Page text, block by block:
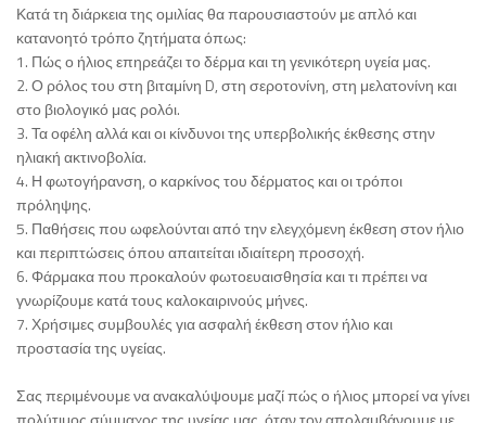
Κατά τη διάρκεια της ομιλίας θα παρουσιαστούν με απλό και
κατανοητό τρόπο ζητήματα όπως:
1. Πώς ο ήλιος επηρεάζει το δέρμα και τη γενικότερη υγεία μας.
2. Ο ρόλος του στη βιταμίνη D, στη σεροτονίνη, στη μελατονίνη και
στο βιολογικό μας ρολόι.
3. Τα οφέλη αλλά και οι κίνδυνοι της υπερβολικής έκθεσης στην
ηλιακή ακτινοβολία.
4. Η φωτογήρανση, ο καρκίνος του δέρματος και οι τρόποι
πρόληψης.
5. Παθήσεις που ωφελούνται από την ελεγχόμενη έκθεση στον ήλιο
και περιπτώσεις όπου απαιτείται ιδιαίτερη προσοχή.
6. Φάρμακα που προκαλούν φωτοευαισθησία και τι πρέπει να
γνωρίζουμε κατά τους καλοκαιρινούς μήνες.
7. Χρήσιμες συμβουλές για ασφαλή έκθεση στον ήλιο και
προστασία της υγείας.
Σας περιμένουμε να ανακαλύψουμε μαζί πώς ο ήλιος μπορεί να γίνει